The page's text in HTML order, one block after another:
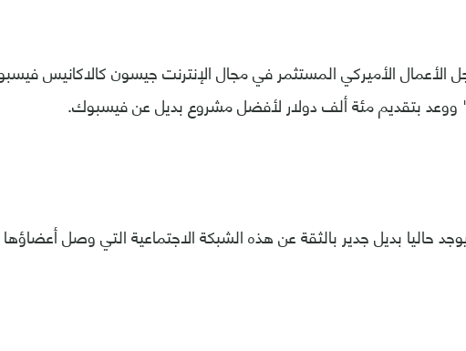
الأميركي المستثمر في مجال الإنترنت جيسون كالاكانيس
ووعد بتقديم مئة ألف دولار لأفضل مشروع بديل عن فيسبوك.
حاليا بديل جدير بالثقة عن هذه الشبكة الاجتماعية التي وصل